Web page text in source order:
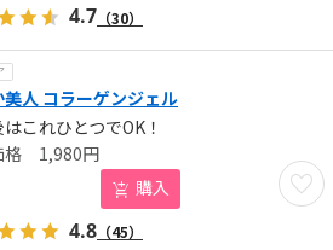
4.7 （30）
人 コラーゲンジェル
これひとつでOK！
お気
1,980円
購入
4.8 （45）